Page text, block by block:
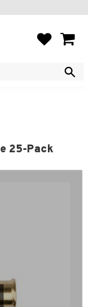
25-Pack